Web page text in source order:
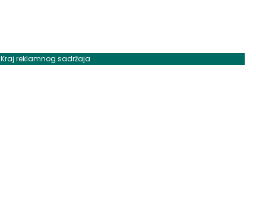
Kraj reklamnog sadržaja